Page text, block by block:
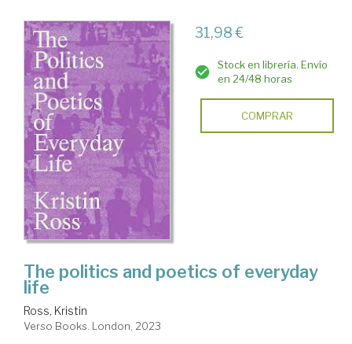
31,98 €
Stock en librería. Envío
en 24/48 horas
COMPRAR
The politics and poetics of everyday
life
Ross, Kristin
Verso Books. London, 2023